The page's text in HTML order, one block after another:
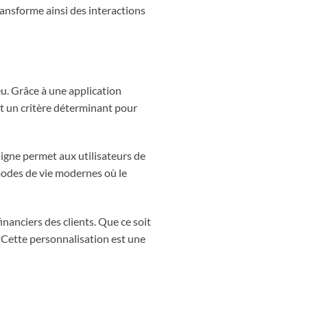
ainsi des interactions
Grâce à une application
un critère déterminant pour
permet aux utilisateurs de
de vie modernes où le
des clients. Que ce soit
personnalisation est une